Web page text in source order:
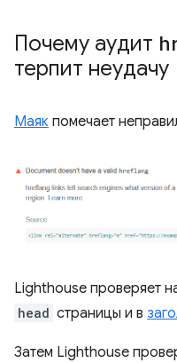
Почему аудит
терпит неудачу
Маяк помечает
Lighthouse проверяет
head страницы и в
Затем Lighthouse